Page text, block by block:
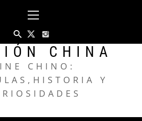
principal
CHINA
CHINO:
Y